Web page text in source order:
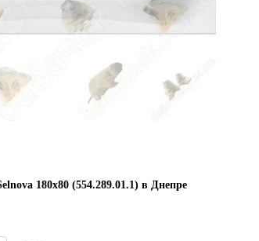
180x80 (554.289.01.1) в Днепре